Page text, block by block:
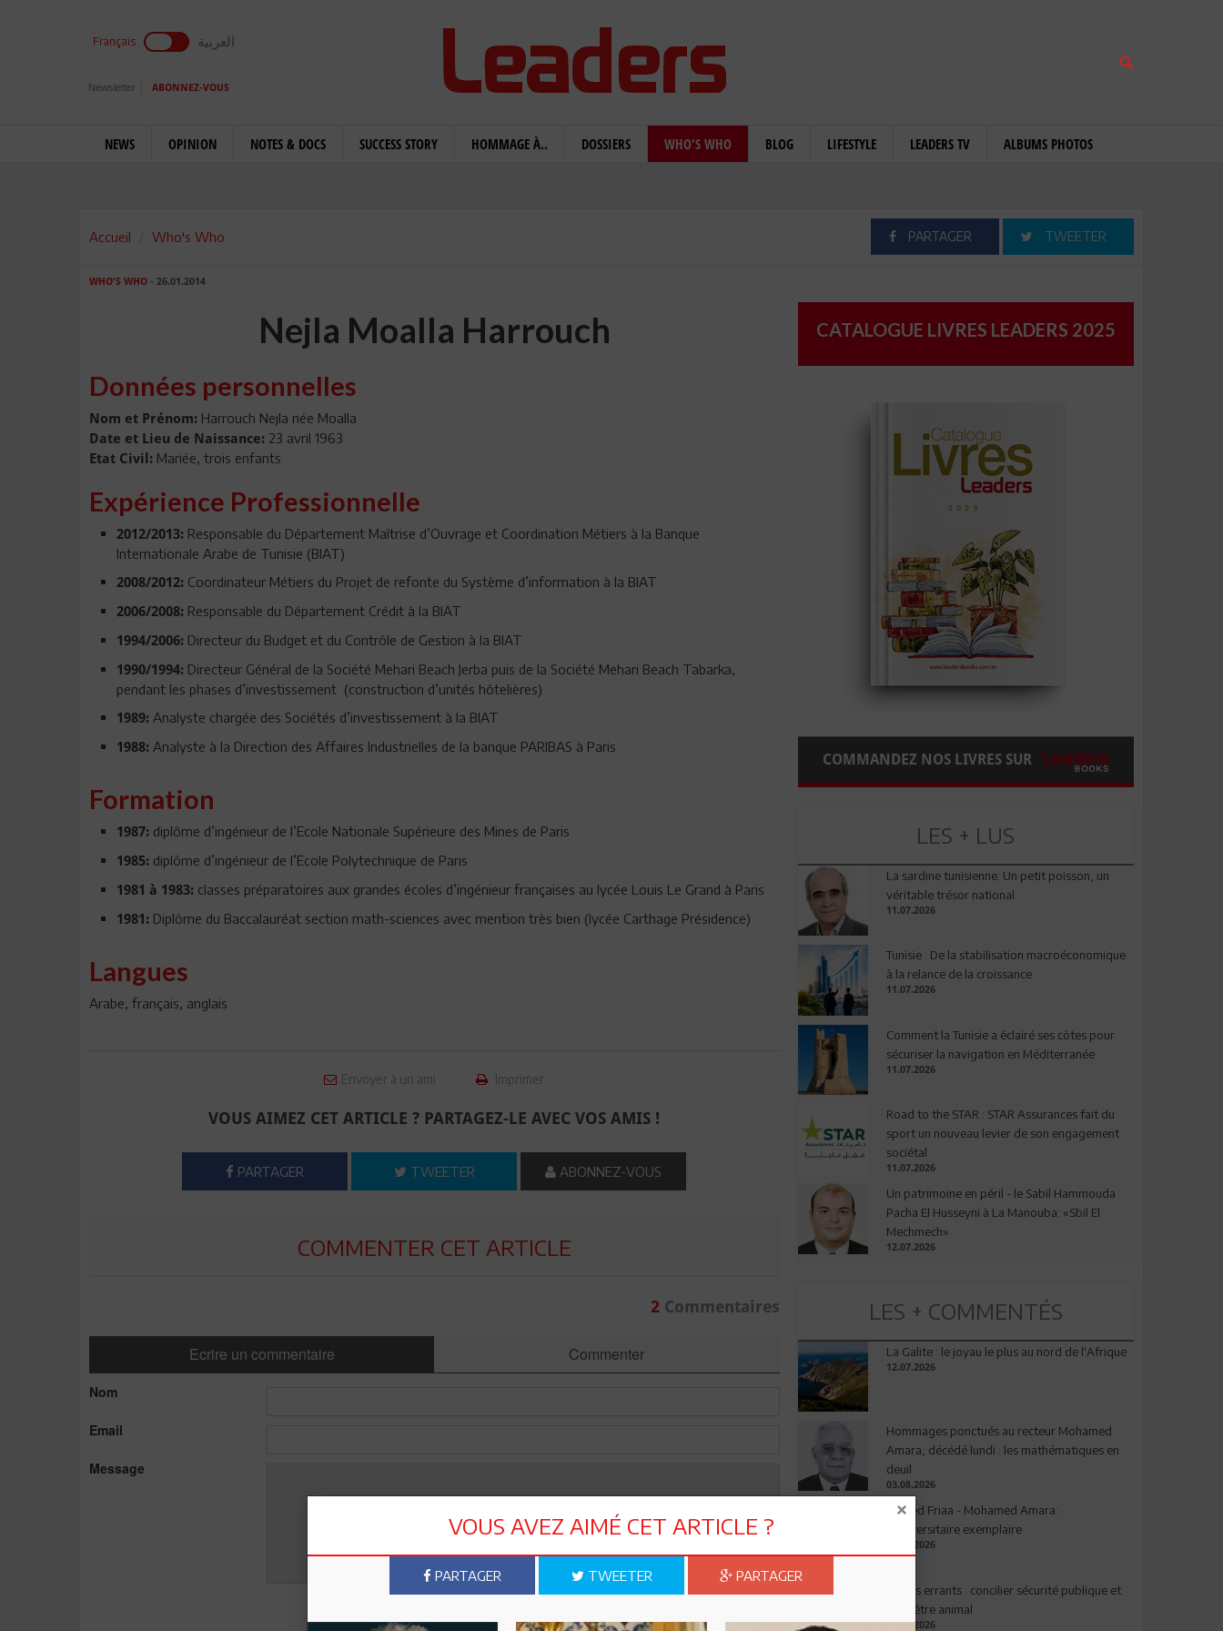
Français العربية
Newsletter ABONNEZ-VOUS
NEWS OPINION NOTES & DOCS SUCCESS STORY HOMMAGE À.. DOSSIERS WHO'S WHO BLOG LIFESTYLE LEADERS TV ALBUMS PHOTOS
Accueil Who's Who PARTAGER TWEETER
WHO'S WHO - 26.01.2014
Nejla Moalla Harrouch
Données personnelles
Nom et Prénom: Harrouch Nejla née Moalla
Date et Lieu de Naissance: 23 avril 1963
Etat Civil: Mariée, trois enfants
Expérience Professionnelle
2012/2013: Responsable du Département Maîtrise d’Ouvrage et Coordination Métiers à la Banque
Internationale Arabe de Tunisie (BIAT)
2008/2012: Coordinateur Métiers du Projet de refonte du Système d’information à la BIAT
2006/2008: Responsable du Département Crédit à la BIAT
1994/2006: Directeur du Budget et du Contrôle de Gestion à la BIAT
1990/1994: Directeur Général de la Société Mehari Beach Jerba puis de la Société Mehari Beach Tabarka,
pendant les phases d’investissement (construction d’unités hôtelières)
1989: Analyste chargée des Sociétés d’investissement à la BIAT
1988: Analyste à la Direction des Affaires Industrielles de la banque PARIBAS à Paris
Formation
1987: diplôme d’ingénieur de l’Ecole Nationale Supérieure des Mines de Paris
1985: diplôme d’ingénieur de l’Ecole Polytechnique de Paris
1981 à 1983: classes préparatoires aux grandes écoles d’ingénieur françaises au lycée Louis Le Grand à Paris
1981: Diplôme du Baccalauréat section math-sciences avec mention très bien (lycée Carthage Présidence)
Langues
Arabe, français, anglais
Envoyer à un ami Imprimer
VOUS AIMEZ CET ARTICLE ? PARTAGEZ-LE AVEC VOS AMIS !
PARTAGER TWEETER ABONNEZ-VOUS
COMMENTER CET ARTICLE
2Commentaires
Ecrire un commentaire Commenter
Nom
Email
Message
CATALOGUE LIVRES LEADERS 2025
COMMANDEZ NOS LIVRES SUR
LES + LUS
La sardine tunisienne: Un petit poisson, un
véritable trésor national
11.07.2026
Tunisie : De la stabilisation macroéconomique
à la relance de la croissance
11.07.2026
Comment la Tunisie a éclairé ses côtes pour
sécuriser la navigation en Méditerranée
11.07.2026
Road to the STAR : STAR Assurances fait du
sport un nouveau levier de son engagement
sociétal
11.07.2026
Un patrimoine en péril - le Sabil Hammouda
Pacha El Husseyni à La Manouba: «Sbil El
Mechmech»
12.07.2026
LES + COMMENTÉS
La Galite : le joyau le plus au nord de l'Afrique
12.07.2026
Hommages ponctués au recteur Mohamed
Amara, décédé lundi : les mathématiques en
deuil
03.08.2026
Ahmed Friaa - Mohamed Amara:
l’Universitaire exemplaire
04.08.2026
Chiens errants : concilier sécurité publique et
bien-être animal
17.07.2026
VOUS AVEZ AIMÉ CET ARTICLE ?
PARTAGER TWEETER PARTAGER